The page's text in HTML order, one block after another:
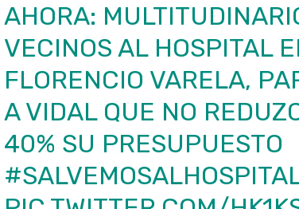
AHORA:
VECINOS AL HOSPITAL
FLORENCIO VARELA,
A VIDAL QUE NO
40% SU PRESUPUESTO